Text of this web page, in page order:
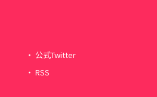
公式Twitter
RSS